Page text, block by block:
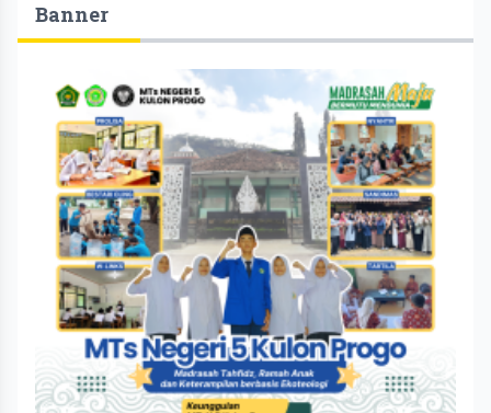
Banner